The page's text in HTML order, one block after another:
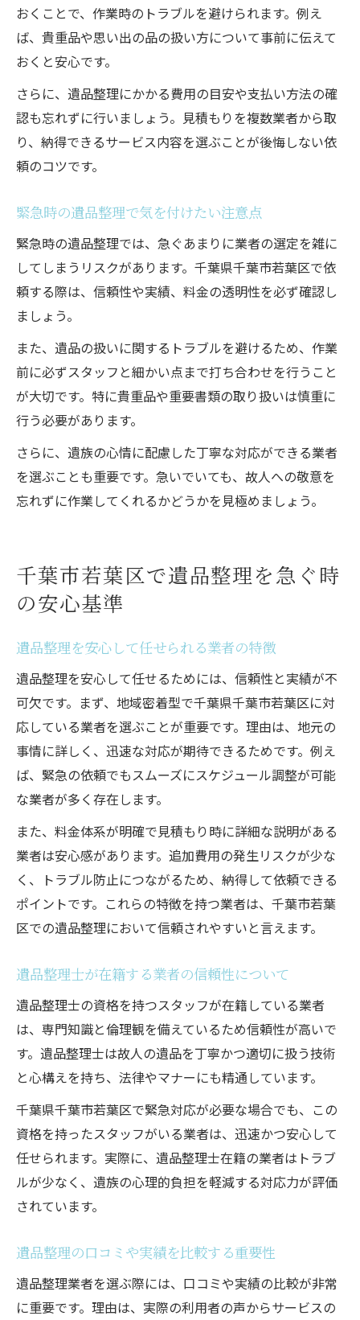
おくことで、作業時のトラブルを避けられます。例え
ば、貴重品や思い出の品の扱い方について事前に伝えて
おくと安心です。
さらに、遺品整理にかかる費用の目安や支払い方法の確
認も忘れずに行いましょう。見積もりを複数業者から取
り、納得できるサービス内容を選ぶことが後悔しない依
頼のコツです。
緊急時の遺品整理で気を付けたい注意点
緊急時の遺品整理では、急ぐあまりに業者の選定を雑に
してしまうリスクがあります。千葉県千葉市若葉区で依
頼する際は、信頼性や実績、料金の透明性を必ず確認し
ましょう。
また、遺品の扱いに関するトラブルを避けるため、作業
前に必ずスタッフと細かい点まで打ち合わせを行うこと
が大切です。特に貴重品や重要書類の取り扱いは慎重に
行う必要があります。
さらに、遺族の心情に配慮した丁寧な対応ができる業者
を選ぶことも重要です。急いでいても、故人への敬意を
忘れずに作業してくれるかどうかを見極めましょう。
千葉市若葉区で遺品整理を急ぐ時
の安心基準
遺品整理を安心して任せられる業者の特徴
遺品整理を安心して任せるためには、信頼性と実績が不
可欠です。まず、地域密着型で千葉県千葉市若葉区に対
応している業者を選ぶことが重要です。理由は、地元の
事情に詳しく、迅速な対応が期待できるためです。例え
ば、緊急の依頼でもスムーズにスケジュール調整が可能
な業者が多く存在します。
また、料金体系が明確で見積もり時に詳細な説明がある
業者は安心感があります。追加費用の発生リスクが少な
く、トラブル防止につながるため、納得して依頼できる
ポイントです。これらの特徴を持つ業者は、千葉市若葉
区での遺品整理において信頼されやすいと言えます。
遺品整理士が在籍する業者の信頼性について
遺品整理士の資格を持つスタッフが在籍している業者
は、専門知識と倫理観を備えているため信頼性が高いで
す。遺品整理士は故人の遺品を丁寧かつ適切に扱う技術
と心構えを持ち、法律やマナーにも精通しています。
千葉県千葉市若葉区で緊急対応が必要な場合でも、この
資格を持ったスタッフがいる業者は、迅速かつ安心して
任せられます。実際に、遺品整理士在籍の業者はトラブ
ルが少なく、遺族の心理的負担を軽減する対応力が評価
されています。
遺品整理の口コミや実績を比較する重要性
遺品整理業者を選ぶ際には、口コミや実績の比較が非常
に重要です。理由は、実際の利用者の声からサービスの